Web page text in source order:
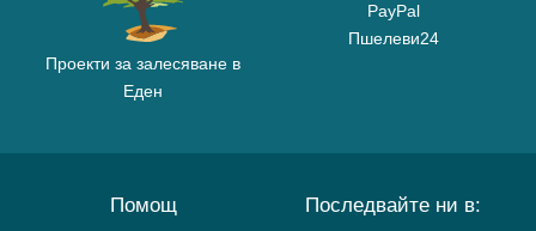
Проекти за залесяване в
Еден
PayPal
Пшелеви24
Помощ Последвайте ни в: